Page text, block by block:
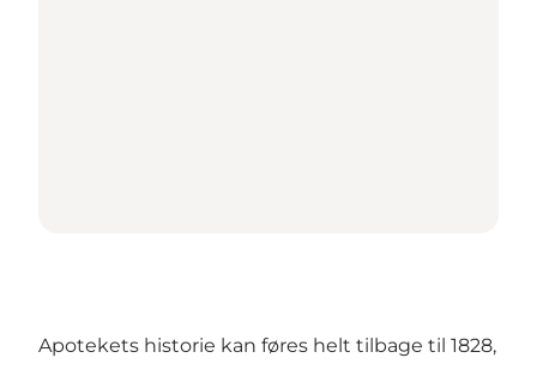
Apotekets historie kan føres helt tilbage til 1828,